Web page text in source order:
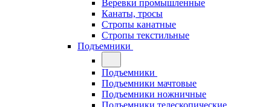
Веревки промышленные
Канаты, тросы
Стропы канатные
Стропы текстильные
Подъемники
Подъемники
Подъемники мачтовые
Подъемники ножничные
Подъемники телескопические